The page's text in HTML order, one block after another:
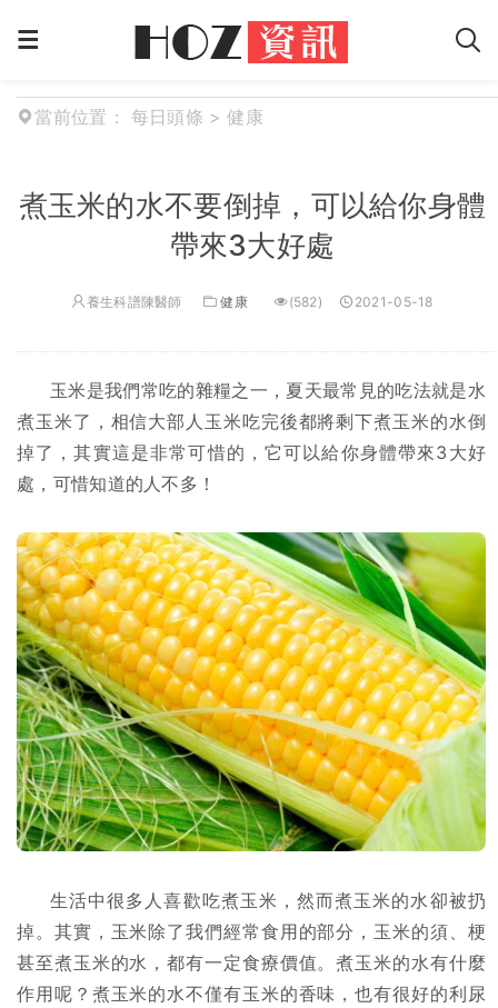
當前位置： 每日頭條 > 健康
煮玉米的水不要倒掉，可以給你身體
帶來3大好處
養生科譜陳醫師 健康 (582) 2021-05-18
玉米是我們常吃的雜糧之一，夏天最常見的吃法就是水
煮玉米了，相信大部人玉米吃完後都將剩下煮玉米的水倒
掉了，其實這是非常可惜的，它可以給你身體帶來3大好
處，可惜知道的人不多！
生活中很多人喜歡吃煮玉米，然而煮玉米的水卻被扔
掉。其實，玉米除了我們經常食用的部分，玉米的須、梗
甚至煮玉米的水，都有一定食療價值。煮玉米的水有什麼
作用呢？煮玉米的水不僅有玉米的香味，也有很好的利尿